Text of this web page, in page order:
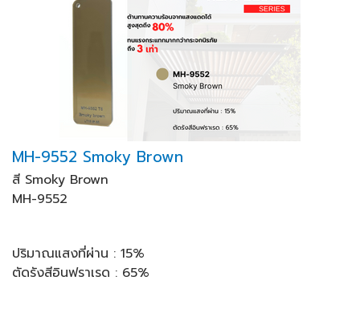
MH-9552 Smoky Brown
สี Smoky Brown
MH-9552
ปริมาณแสงที่ผ่าน : 15%
ตัดรังสีอินฟราเรด : 65%